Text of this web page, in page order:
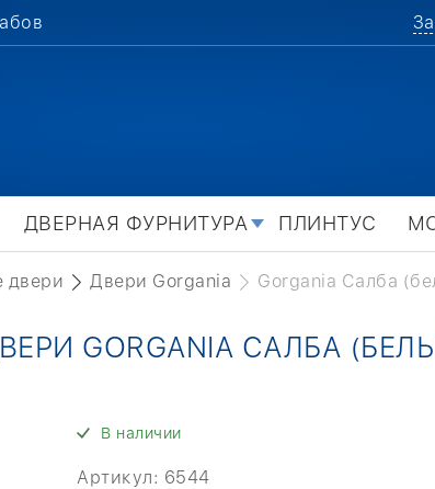
ДВЕРНАЯ ФУРНИТУРА ПЛИНТУС
двери Двери Gorgania Gorgania Салба
GORGANIA САЛБА
В наличии
Артикул: 6544